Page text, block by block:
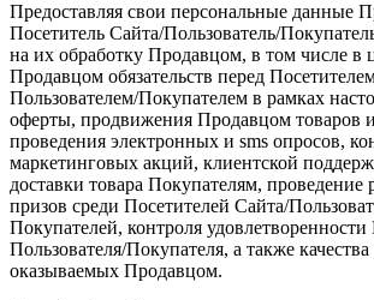
Предоставляя свои персональные данные
Посетитель Сайта/Пользователь/
на их обработку Продавцом, в том числе в
Продавцом обязательств перед
Пользователем/Покупателем в рамках
оферты, продвижения Продавцом товаров и
проведения электронных и sms опросов,
маркетинговых акций, клиентской
доставки товара Покупателям,
призов среди Посетителей Сайта/
Покупателей, контроля
Пользователя/Покупателя, а также качества
оказываемых Продавцом.